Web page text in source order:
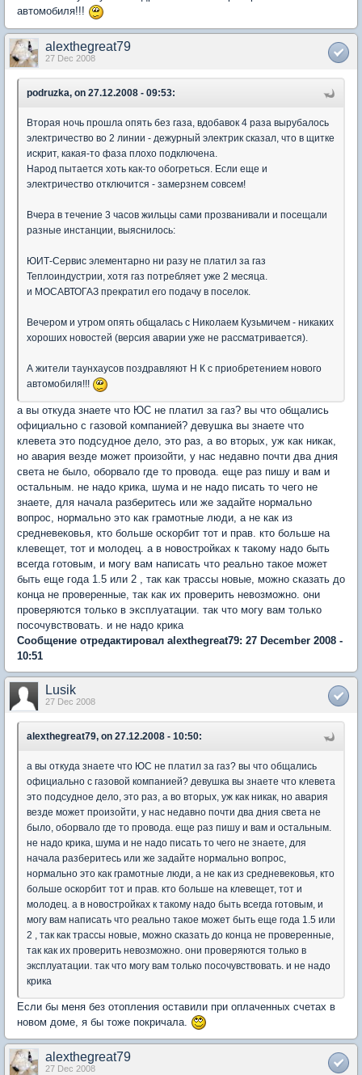
автомобиля!!!
alexthegreat79
27 Dec 2008
podruzka, on 27.12.2008 - 09:53:
Вторая ночь прошла опять без газа, вдобавок 4 раза вырубалось
электричество во 2 линии - дежурный электрик сказал, что в щитке
искрит, какая-то фаза плохо подключена.
Народ пытается хоть как-то обогреться. Если еще и
электричество отключится - замерзнем совсем!
Вчера в течение 3 часов жильцы сами прозванивали и посещали
разные инстанции, выяснилось:
ЮИТ-Сервис элементарно ни разу не платил за газ
Теплоиндустрии, хотя газ потребляет уже 2 месяца.
и МОСАВТОГАЗ прекратил его подачу в поселок.
Вечером и утром опять общалась с Николаем Кузьмичем - никаких
хороших новостей (версия аварии уже не рассматривается).
А жители таунхаусов поздравляют Н К с приобретением нового
автомобиля!!!
а вы откуда знаете что ЮС не платил за газ? вы что общались
официально с газовой компанией? девушка вы знаете что
клевета это подсудное дело, это раз, а во вторых, уж как никак,
но авария везде может произойти, у нас недавно почти два дния
света не было, оборвало где то провода. еще раз пишу и вам и
остальным. не надо крика, шума и не надо писать то чего не
знаете, для начала разберитесь или же задайте нормально
вопрос, нормально это как грамотные люди, а не как из
средневековья, кто больше оскорбит тот и прав. кто больше на
клевещет, тот и молодец. а в новостройках к такому надо быть
всегда готовым, и могу вам написать что реально такое может
быть еще года 1.5 или 2 , так как трассы новые, можно сказать до
конца не проверенные, так как их проверить невозможно. они
проверяются только в эксплуатации. так что могу вам только
посочувствовать. и не надо крика
Сообщение отредактировал alexthegreat79: 27 December 2008 -
10:51
Lusik
27 Dec 2008
alexthegreat79, on 27.12.2008 - 10:50:
а вы откуда знаете что ЮС не платил за газ? вы что общались
официально с газовой компанией? девушка вы знаете что клевета
это подсудное дело, это раз, а во вторых, уж как никак, но авария
везде может произойти, у нас недавно почти два дния света не
было, оборвало где то провода. еще раз пишу и вам и остальным.
не надо крика, шума и не надо писать то чего не знаете, для
начала разберитесь или же задайте нормально вопрос,
нормально это как грамотные люди, а не как из средневековья, кто
больше оскорбит тот и прав. кто больше на клевещет, тот и
молодец. а в новостройках к такому надо быть всегда готовым, и
могу вам написать что реально такое может быть еще года 1.5 или
2 , так как трассы новые, можно сказать до конца не проверенные,
так как их проверить невозможно. они проверяются только в
эксплуатации. так что могу вам только посочувствовать. и не надо
крика
Если бы меня без отопления оставили при оплаченных счетах в
новом доме, я бы тоже покричала.
alexthegreat79
27 Dec 2008